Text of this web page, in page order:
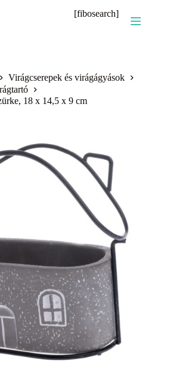
[fibosearch]
Virágcserepek és virágágyások
18 x 14,5 x 9 cm